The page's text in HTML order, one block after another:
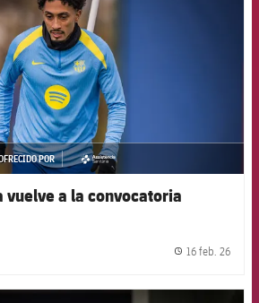
POR
asistencia
vuelve a la convocatoria
16 feb. 26